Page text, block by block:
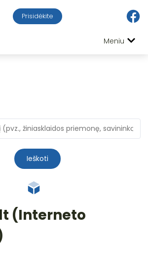
Prisidėkite
Meniu
Ieškoti
(Interneto